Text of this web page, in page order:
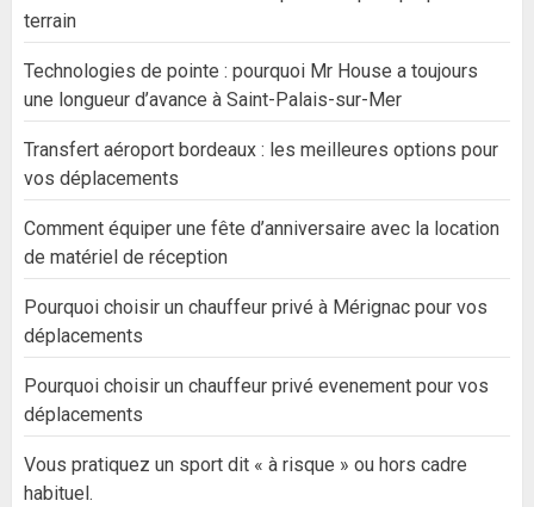
terrain
Technologies de pointe : pourquoi Mr House a toujours
une longueur d’avance à Saint-Palais-sur-Mer
Transfert aéroport bordeaux : les meilleures options pour
vos déplacements
Comment équiper une fête d’anniversaire avec la location
de matériel de réception
Pourquoi choisir un chauffeur privé à Mérignac pour vos
déplacements
Pourquoi choisir un chauffeur privé evenement pour vos
déplacements
Vous pratiquez un sport dit « à risque » ou hors cadre
habituel.